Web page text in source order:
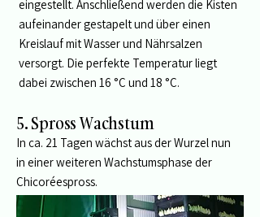
eingestellt. Anschließend werden die Kisten
aufeinander gestapelt und über einen
Kreislauf mit Wasser und Nährsalzen
versorgt. Die perfekte Temperatur liegt
dabei zwischen 16 °C und 18 °C.
5. Spross Wachstum
In ca. 21 Tagen wächst aus der Wurzel nun
in einer weiteren Wachstumsphase der
Chicoréespross.